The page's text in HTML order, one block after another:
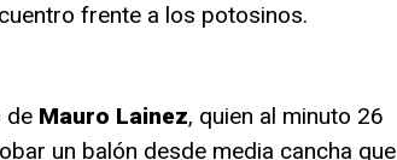
frente a los potosinos.
de Mauro Lainez, quien al minuto 26
un balón desde media cancha que